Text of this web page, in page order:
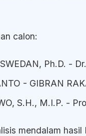
calon:
Ph.D. -
- GIBRAN
S.H., M.I.P. -
mendalam